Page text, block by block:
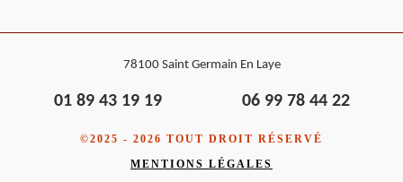
78100 Saint Germain En Laye
01 89 43 19 19 06 99 78 44 22
©2025 - 2026 TOUT DROIT RÉSERVÉ
MENTIONS LÉGALES